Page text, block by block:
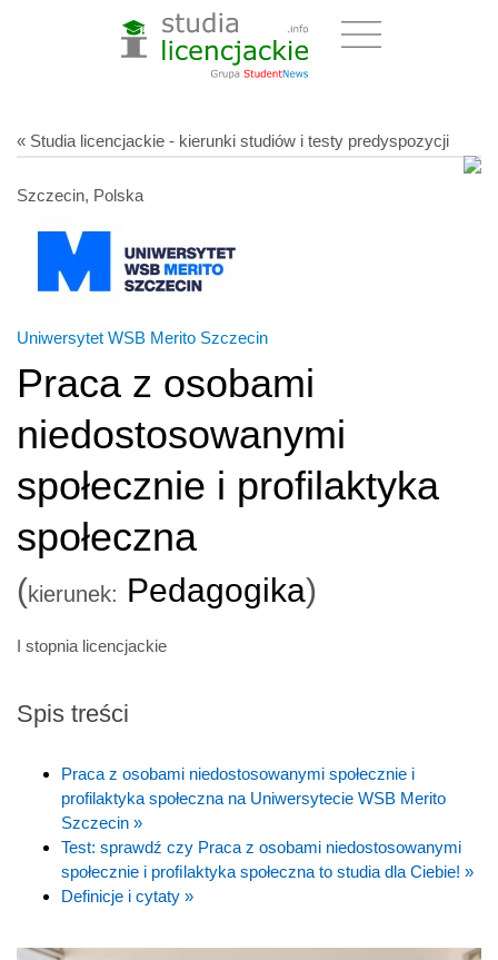
« Studia licencjackie - kierunki studiów i testy predyspozycji
Szczecin, Polska
Uniwersytet WSB Merito Szczecin
Praca z osobami
niedostosowanymi
społecznie i profilaktyka
społeczna
(kierunek: Pedagogika)
I stopnia licencjackie
Spis treści
Praca z osobami niedostosowanymi społecznie i
profilaktyka społeczna na Uniwersytecie WSB Merito
Szczecin »
Test: sprawdź czy Praca z osobami niedostosowanymi
społecznie i proﬁlaktyka społeczna to studia dla Ciebie! »
Definicje i cytaty »